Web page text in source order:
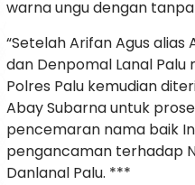
warna ungu dengan
“Setelah Arifan Agus alias
dan Denpomal Lanal
Polres Palu kemudian
Abay Subarna untuk
pencemaran nama baik
pengancaman terhadap
Danlanal Palu. ***